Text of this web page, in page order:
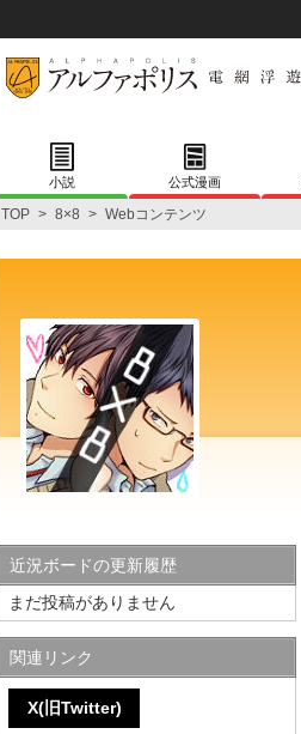
小説 公式漫画
TOP > 8×8 > Webコンテンツ
近況ボードの更新履歴
まだ投稿がありません
関連リンク
X(旧Twitter)